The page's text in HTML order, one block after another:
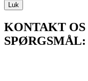
Luk
KONTAKT
SPØRGSMÅL: